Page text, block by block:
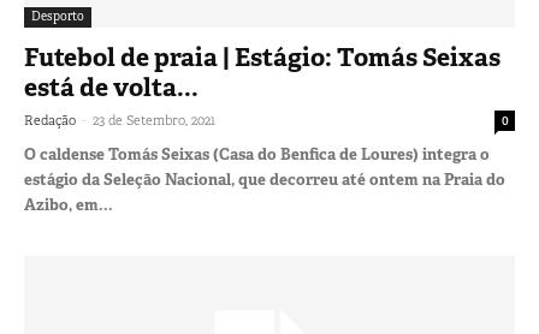
Desporto
Futebol de praia | Estágio: Tomás Seixas
está de volta...
Redação - 23 de Setembro, 2021 0
O caldense Tomás Seixas (Casa do Benfica de Loures) integra o
estágio da Seleção Nacional, que decorreu até ontem na Praia do
Azibo, em...